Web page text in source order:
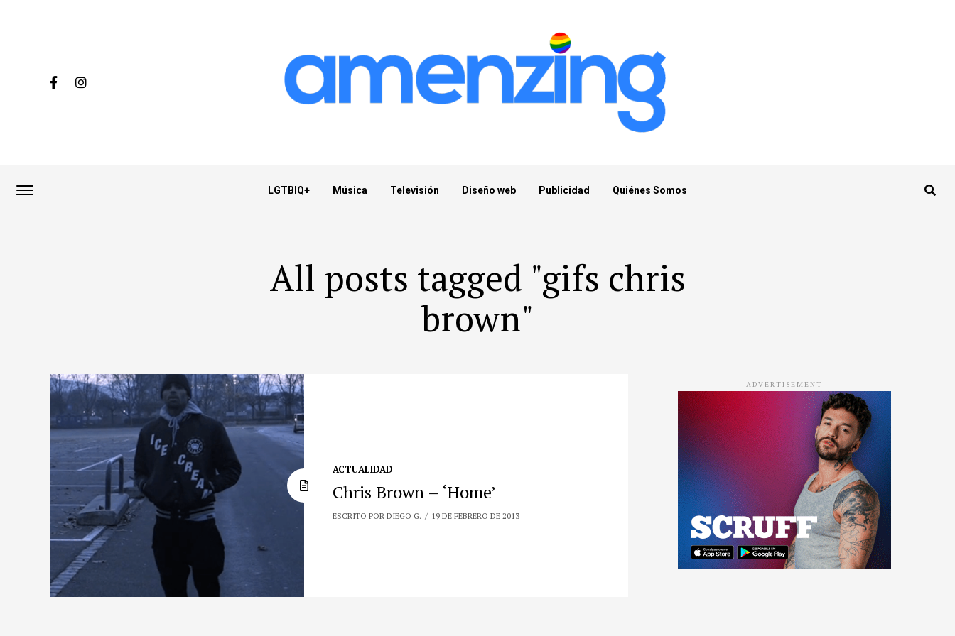
LGTBIQ+ Música Televisión Diseño web Publicidad Quiénes Somos
All posts tagged "gifs chris
brown"
ACTUALIDAD
Chris Brown – ‘Home’
ESCRITO POR DIEGO G. 19 DE FEBRERO DE 2013
ADVERTISEMENT